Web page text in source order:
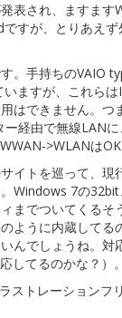
表され、ますます
すが、とりあえ
。手持ちのVAIO
ますが、これら
はできません。つ
経由で無線LAN
>WLANはOK
イトを巡って、
Windows 7の
までついてくる
ように内蔵して
んでしょうね。
してるのかな？）。
ストレーションフ